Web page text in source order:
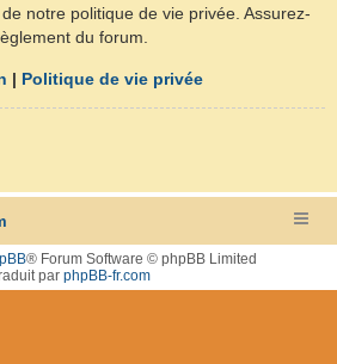
notre politique de vie privée. Assurez-
du forum.
| Politique de vie privée
® Forum Software © phpBB Limited
par phpBB-fr.com